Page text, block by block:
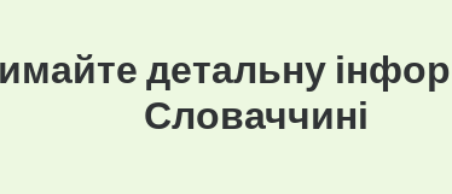
детальну
Словаччині